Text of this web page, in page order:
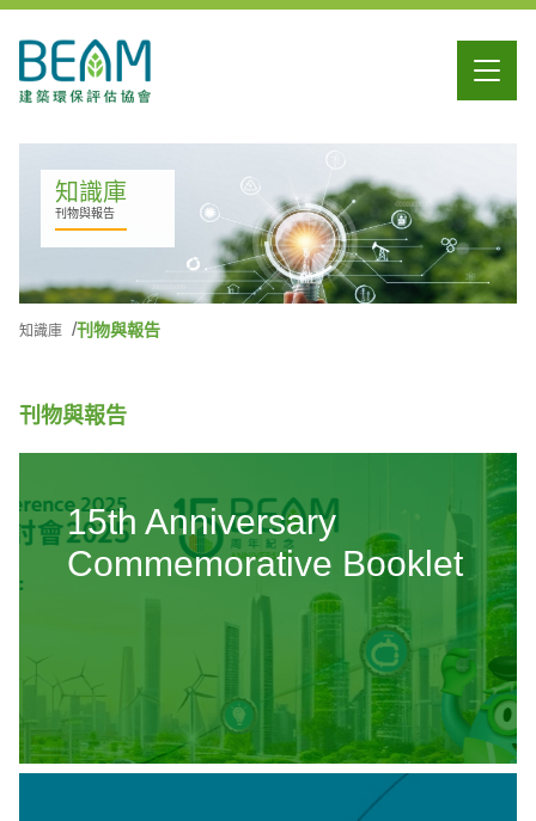
知識庫
刊物與報告
知識庫 刊物與報告
刊物與報告
15th Anniversary
Commemorative Booklet